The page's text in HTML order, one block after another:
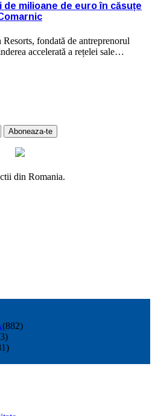
milioane de euro în căsuțe
fondată de antreprenorul
accelerată a rețelei sale…
din Romania.
(882)